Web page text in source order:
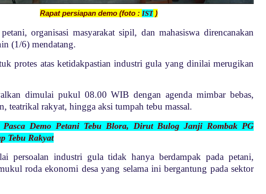
Rapat persiapan demo (foto : IST)
organisasi masyarakat sipil, dan mahasiswa direncanakan
(1/6) mendatang.
protes atas ketidakpastian industri gula yang dinilai merugikan
dimulai pukul 08.00 WIB dengan agenda mimbar bebas,
teatrikal rakyat, hingga aksi tumpah tebu massal.
Demo Petani Tebu Blora, Dirut Bulog Janji Rombak PG
Tebu Rakyat
persoalan industri gula tidak hanya berdampak pada petani,
roda ekonomi desa yang selama ini bergantung pada sektor